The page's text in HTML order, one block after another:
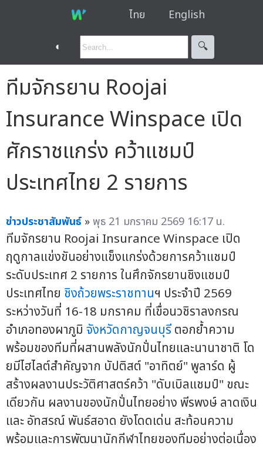
ไทย English
◐ 🔍︎
ทีมจักรยาน Roojai
Insurance Winspace เปิด
ศักราชแกร่ง คว้าแชมป์
ประเทศไทย 2 รายการ
ข่าวประชาสัมพันธ์ »พุธ 21 มกราคม 2569 16:17 น.
ทีมจักรยาน Roojai Insurance Winspace เปิด
ฤดูกาลแข่งขันอย่างแข็งแกร่งด้วยการคว้าแชมป์
ระดับประเทศ 2 รายการ ในศึกจักรยานชิงแชมป์
ประเทศไทย ชิงถ้วยพระราชทานฯ ประจำปี 2569
ระหว่างวันที่ 16-18 มกราคม ที่เขื่อนวชิราลงกรณ
อำเภอทองผาภูมิ จังหวัดกาญจนบุรีตอกย้ำความ
พร้อมของทีมที่ผสานพลังนักปั่นไทยและนานาชาติ โด
ยมีไฮไลต์สำคัญจาก บัปติสต์ "อาทิตย์" พูลาร์ด ผู้
สร้างผลงานประวัติศาสตร์คว้า "ดับเบิลแชมป์" ขณะ
เดียวกัน ผลงานของนักปั่นไทยอย่าง พีรพงษ์ ลาดเงิน
และ อัทสรณ์ พันธ์สอาด ยังโดดเด่น สะท้อนความ
พร้อมและการพัฒนานักกีฬาไทยของทีมอย่างต่อเนื่อง